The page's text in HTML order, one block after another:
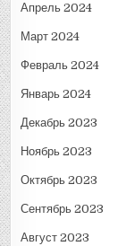
Апрель 2024
Март 2024
Февраль 2024
Январь 2024
Декабрь 2023
Ноябрь 2023
Октябрь 2023
Сентябрь 2023
Август 2023